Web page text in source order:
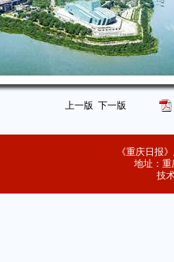
上一版 下一版
《重庆日报
地址：重
技